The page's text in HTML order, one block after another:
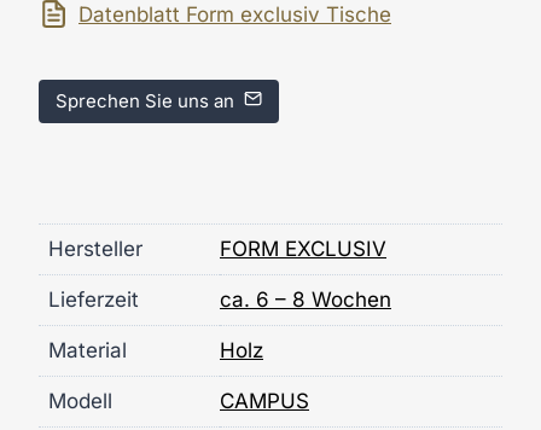
Datenblatt Form exclusiv Tische
Sprechen Sie uns an
Hersteller FORM EXCLUSIV
Lieferzeit ca. 6 – 8 Wochen
Material Holz
Modell CAMPUS